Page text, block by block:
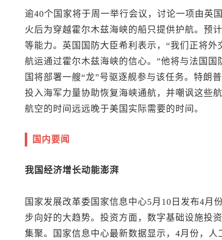
逾40个国家将于周一举行会议，讨论一项由英
火后为穿越霍尔木兹海峡的船只提供护航。预
等能力。英国国防大臣希利表示，“我们正将
航运通过霍尔木兹海峡的信心。”他将与法国
国将部署一艘“龙”号驱逐舰参与该任务。特朗
投入海军力量协助恢复海峡通航，并嘲讽这些
航空的时间远远晚于美国实际需要的时间。
国内要闻
我国经济增长动能澎湃
国家发展改革委国家信息中心5月10日发布4月
步向好的大趋势。投资方面，数字基础设施投
集聚。国家信息中心最新数据显示，4月份，